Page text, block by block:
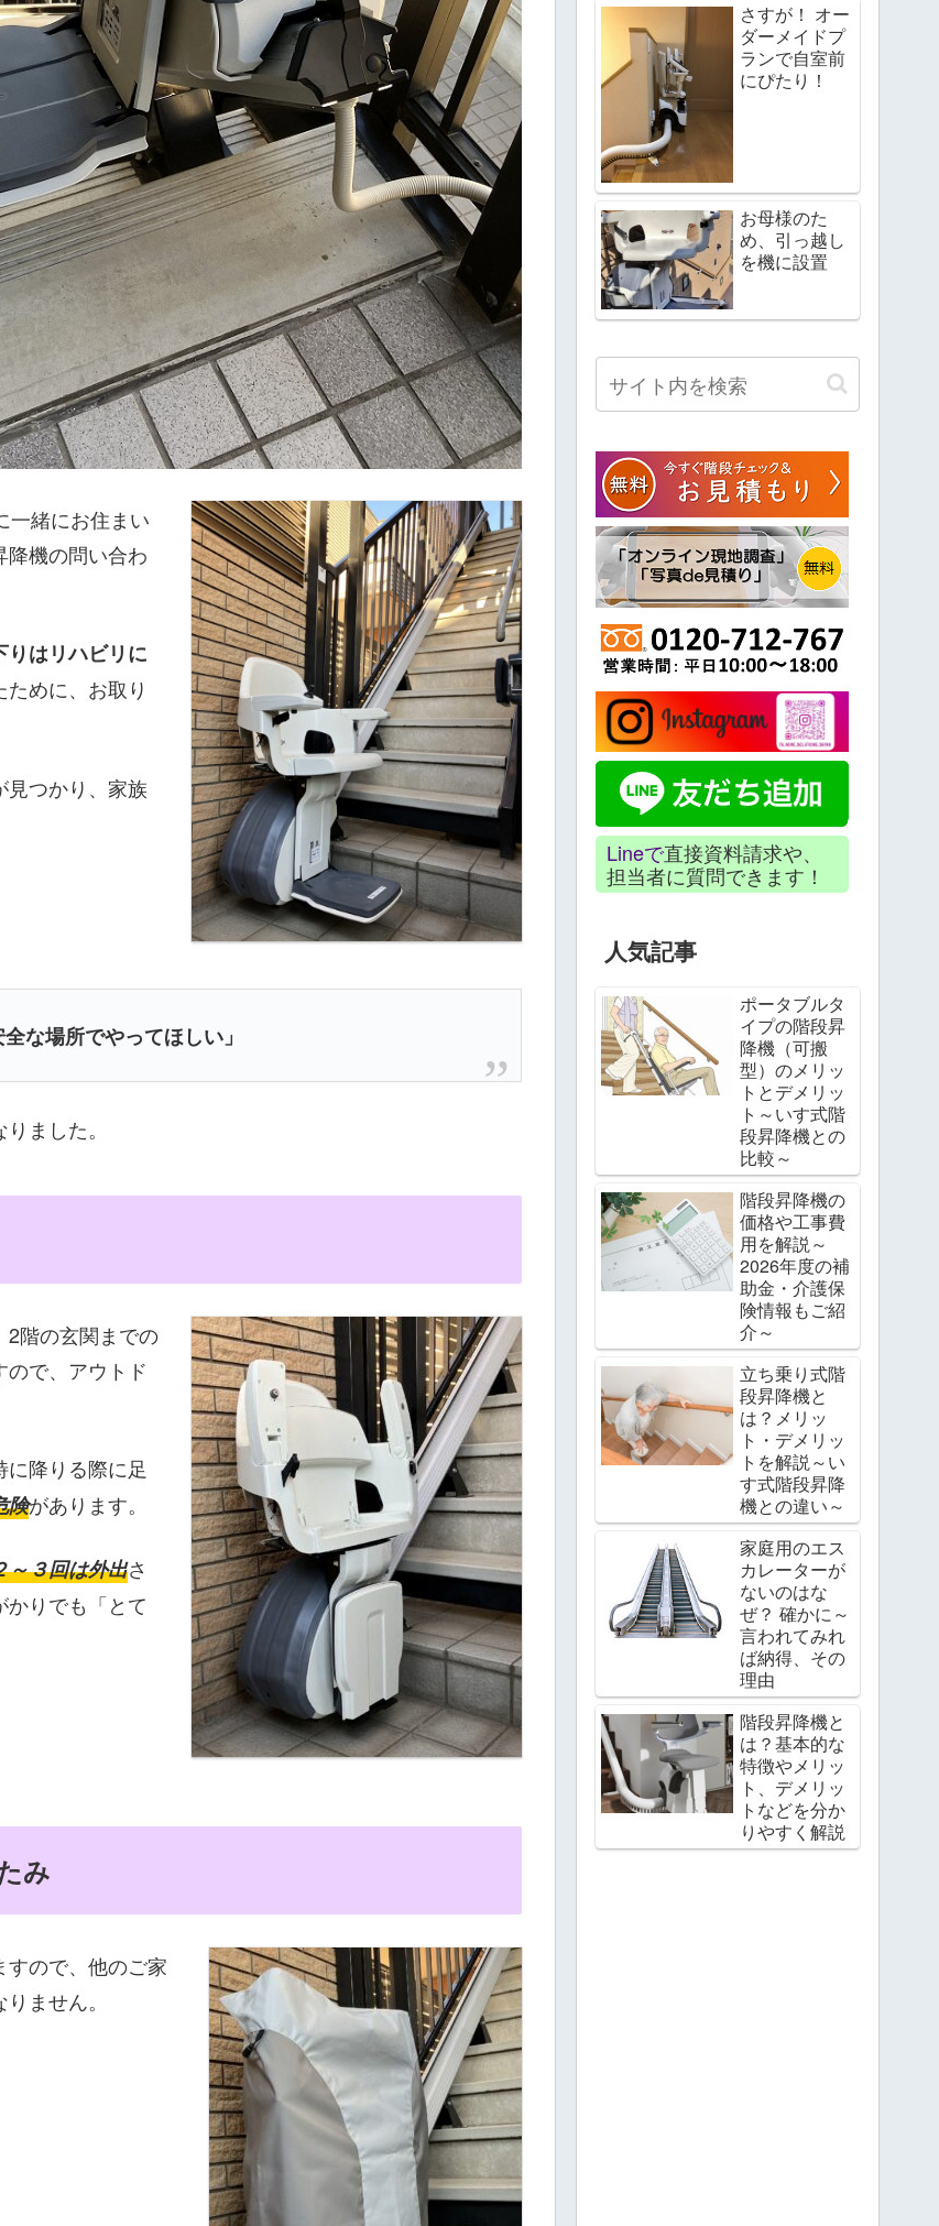
一緒にお住まい
機の問い合わ
りはリハビリに
めに、お取り
見つかり、家族
な場所でやってほしい」
ました。
2階の玄関までの
で、アウトド
降りる際に足
険があります。
～３回は外出さ
りでも「とて
み
ので、他のご家
ません。
さすが！ オー
ダーメイドプ
ランで自室前
にぴたり！
お母様のた
め、引っ越し
を機に設置
Lineで直接資料請求や、
担当者に質問できます！
人気記事
ポータブルタ
イプの階段昇
降機（可搬
型）のメリッ
トとデメリッ
ト～いす式階
段昇降機との
比較～
階段昇降機の
価格や工事費
用を解説～
2026年度の補
助金・介護保
険情報もご紹
介～
立ち乗り式階
段昇降機と
は？メリッ
ト・デメリッ
トを解説～い
す式階段昇降
機との違い～
家庭用のエス
カレーターが
ないのはな
ぜ？ 確かに～
言われてみれ
ば納得、その
理由
階段昇降機と
は？基本的な
特徴やメリッ
ト、デメリッ
トなどを分か
りやすく解説